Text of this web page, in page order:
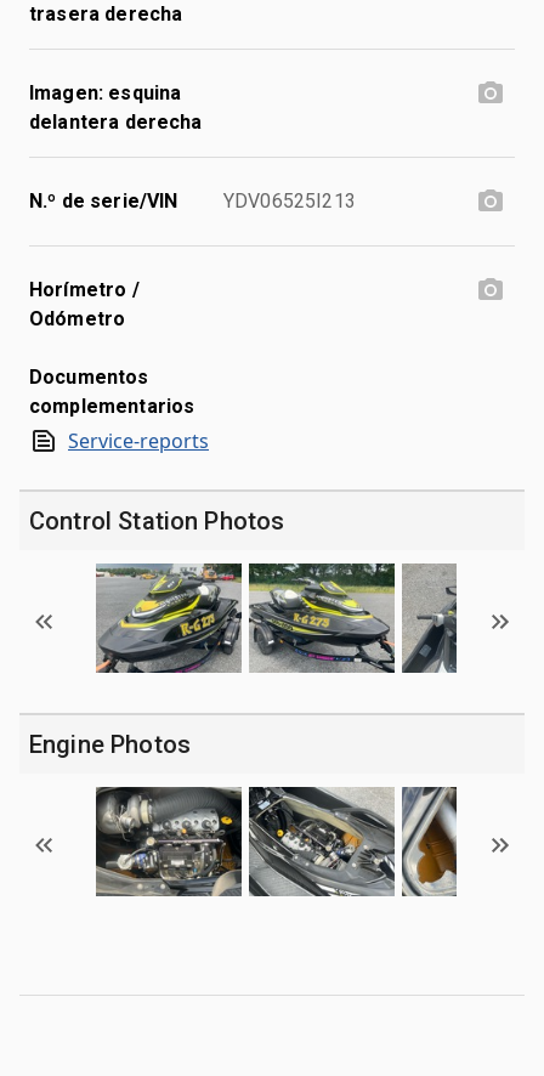
trasera derecha
Imagen: esquina
delantera derecha
N.º de serie/VIN YDV06525I213
Horímetro /
Odómetro
Documentos
complementarios
Service-reports
Control Station Photos
Engine Photos